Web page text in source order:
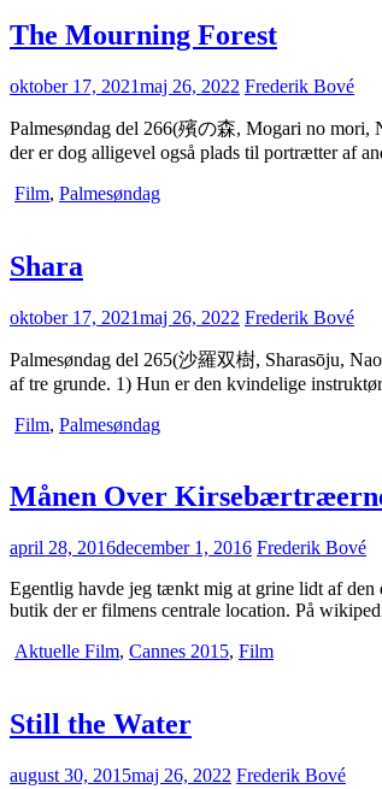
The Mourning Forest
oktober 17, 2021maj 26, 2022 Frederik Bové
Palmesøndag del 266(殯の森, Mogari no mori,
der er dog alligevel også plads til portrætter af
Film, Palmesøndag
Shara
oktober 17, 2021maj 26, 2022 Frederik Bové
Palmesøndag del 265(沙羅双樹, Sharasōju,
af tre grunde. 1) Hun er den kvindelige
Film, Palmesøndag
Månen Over
april 28, 2016december 1, 2016 Frederik Bové
Egentlig havde jeg tænkt mig at grine lidt af den
butik der er filmens centrale location. På
Aktuelle Film, Cannes 2015, Film
Still the Water
august 30, 2015maj 26, 2022 Frederik Bové